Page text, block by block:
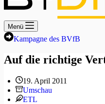
Menü
Kampagne des BVfB
Auf die richtige
19. April 2011
Umschau
ETL